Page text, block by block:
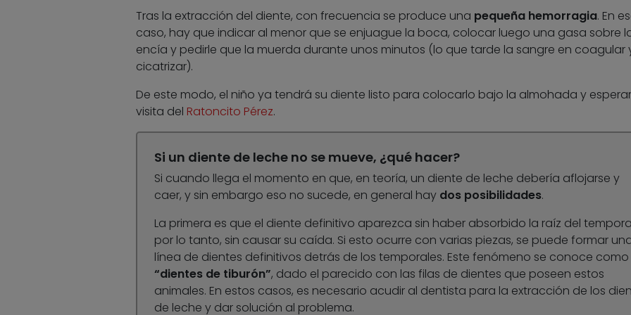
Tras la extracción del diente, con frecuencia se produce una pequeña hemorragia. En
caso, hay que indicar al menor que se enjuague la boca, colocar luego una gasa sobre
encía y pedirle que la muerda durante unos minutos (lo que tarde la sangre en coagular
cicatrizar).
De este modo, el niño ya tendrá su diente listo para colocarlo bajo la almohada y
visita del Ratoncito Pérez.
Si un diente de leche no se mueve, ¿qué hacer?
Si cuando llega el momento en que, en teoría, un diente de leche debería aflojarse y
caer, y sin embargo eso no sucede, en general hay dos posibilidades.
La primera es que el diente definitivo aparezca sin haber absorbido la raíz del
por lo tanto, sin causar su caída. Si esto ocurre con varias piezas, se puede formar
línea de dientes definitivos detrás de los temporales. Este fenómeno se conoce como
“dientes de tiburón”, dado el parecido con las filas de dientes que poseen estos
animales. En estos casos, es necesario acudir al dentista para la extracción de los
de leche y dar solución al problema.